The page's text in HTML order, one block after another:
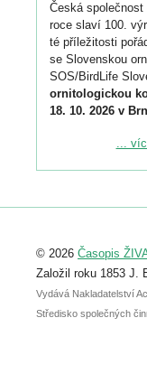
Česká
roce slaví 100.
té příležitosti
se Slovenskou
SOS/BirdLife
ornitologickou
18. 10. 2026 v
Podrobnější
Registrovat se
abstraktu
posteru je už 30.
...
© 2026 Časopis
Založil roku 1853 J.
Vydává Nakladatelství
Středisko společných